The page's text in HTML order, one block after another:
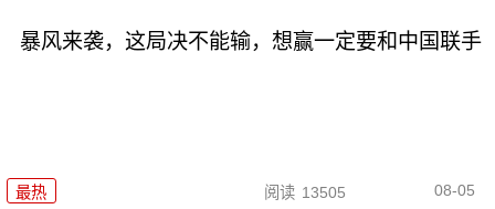
暴风来袭，这局决不能输，想赢一定要和中国联手
最热 阅读 13505 08-05